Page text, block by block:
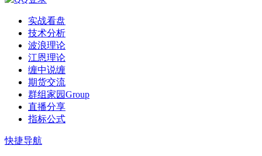
实战看盘
技术分析
波浪理论
江恩理论
缠中说缠
期货交流
群组家园Group
直播分享
指标公式
快捷导航